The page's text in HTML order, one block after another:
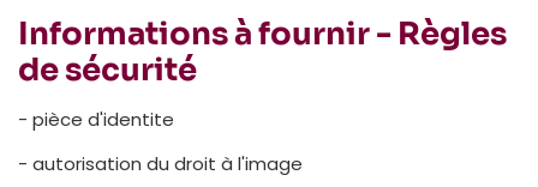
Informations à fournir - Règles
de sécurité
- pièce d'identite
- autorisation du droit à l'image